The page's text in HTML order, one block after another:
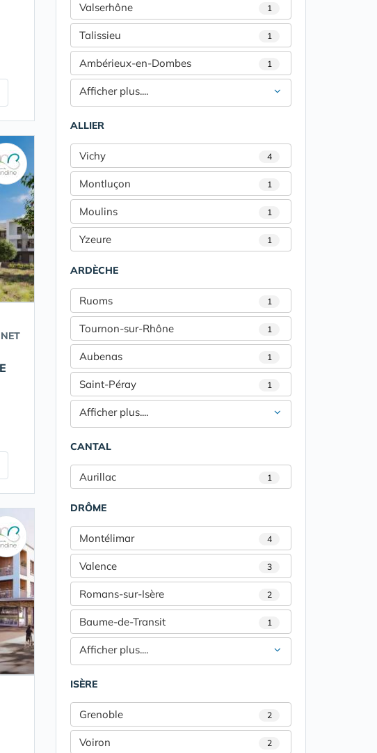
Valserhône 1
Talissieu 1
Ambérieux-en-Dombes 1
Afficher plus....
ALLIER
Vichy 4
Montluçon 1
Moulins 1
Yzeure 1
ARDÈCHE
Ruoms 1
Tournon-sur-Rhône 1
Aubenas 1
Saint-Péray 1
Afficher plus....
CANTAL
Aurillac 1
DRÔME
Montélimar 4
Valence 3
Romans-sur-Isère 2
Baume-de-Transit 1
Afficher plus....
ISÈRE
Grenoble 2
Voiron 2